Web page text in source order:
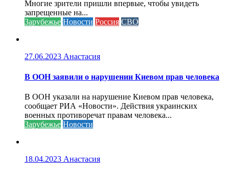
Многие зрители пришли впервые, чтобы увидеть
запрещенные на...
Зарубежье Новости Россия СВО
27.06.2023 Анастасия
В ООН заявили о нарушении Киевом прав человека
В ООН указали на нарушение Киевом прав человека,
сообщает РИА «Новости». Действия украинских
военных противоречат правам человека...
Зарубежье Новости
18.04.2023 Анастасия